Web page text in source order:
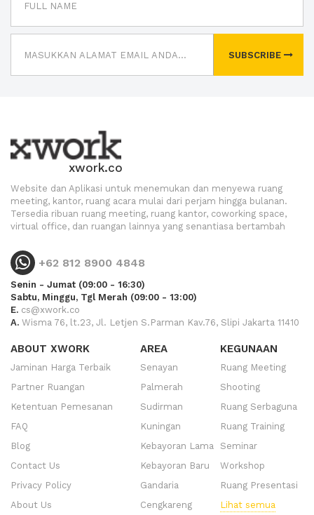
SUBSCRIBE
xwork.co
Website dan Aplikasi untuk menemukan dan menyewa ruang
meeting, kantor, ruang acara mulai dari perjam hingga bulanan.
Tersedia ribuan ruang meeting, ruang kantor, coworking space,
virtual office, dan ruangan lainnya yang senantiasa bertambah
+62 812 8900 4848
Senin - Jumat (09:00 - 16:30)
Sabtu, Minggu, Tgl Merah (09:00 - 13:00)
E. cs@xwork.co
A. Wisma 76, lt.23, Jl. Letjen S.Parman Kav.76, Slipi Jakarta 11410
ABOUT XWORK
Jaminan Harga Terbaik
Partner Ruangan
Ketentuan Pemesanan
FAQ
Blog
Contact Us
Privacy Policy
About Us
AREA
Senayan
Palmerah
Sudirman
Kuningan
Kebayoran Lama
Kebayoran Baru
Gandaria
Cengkareng
KEGUNAAN
Ruang Meeting
Shooting
Ruang Serbaguna
Ruang Training
Seminar
Workshop
Ruang Presentasi
Lihat semua